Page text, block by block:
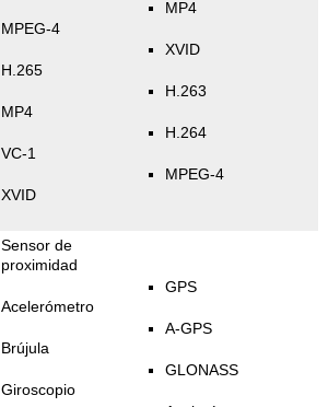
MPEG-4
H.265
MP4
VC-1
XVID
MP4
XVID
H.263
H.264
MPEG-4
Sensor de
proximidad
Acelerómetro
Brújula
Giroscopio
GPS
A-GPS
GLONASS